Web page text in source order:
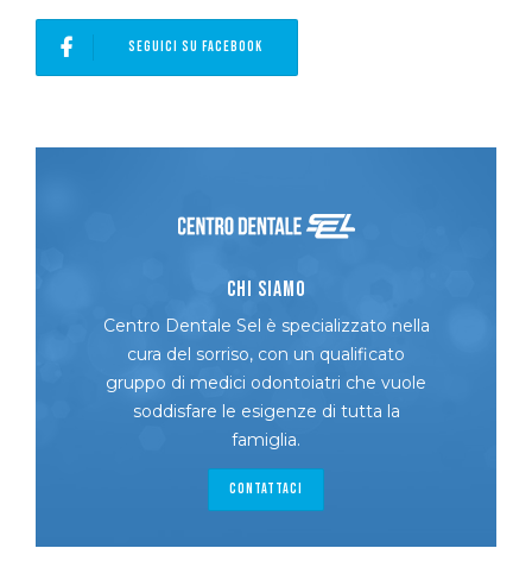
SEGUICI SU FACEBOOK
Chi Siamo
Centro Dentale Sel è specializzato nella
cura del sorriso, con un qualificato
gruppo di medici odontoiatri che vuole
soddisfare le esigenze di tutta la
famiglia.
CONTATTACI